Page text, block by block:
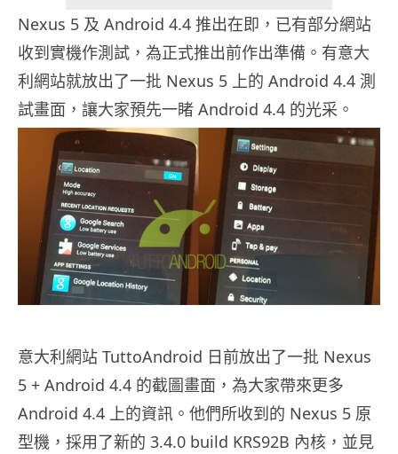
Nexus 5 及 Android 4.4 推出在即，已有部分網站
收到實機作測試，為正式推出前作出準備。有意大
利網站就放出了一批 Nexus 5 上的 Android 4.4 測
試畫面，讓大家預先一睹 Android 4.4 的光采。
意大利網站 TuttoAndroid 日前放出了一批 Nexus
5 + Android 4.4 的截圖畫面，為大家帶來更多
Android 4.4 上的資訊。他們所收到的 Nexus 5 原
型機，採用了新的 3.4.0 build KRS92B 內核，並見